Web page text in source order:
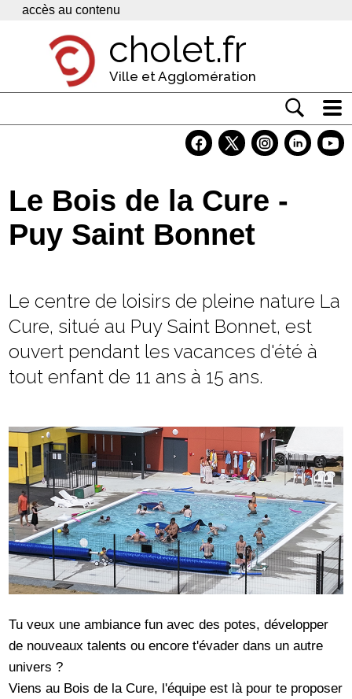
Panneau de gestion des cookies
accès au contenu
cholet.fr
Ville et Agglomération
Economie
Services
Le Bois de la Cure -
Puy Saint Bonnet
Le centre de loisirs de pleine nature La
Cure, situé au Puy Saint Bonnet, est
ouvert pendant les vacances d'été à
tout enfant de 11 ans à 15 ans.
Tu veux une ambiance fun avec des potes, développer
de nouveaux talents ou encore t'évader dans un autre
univers ?
Viens au Bois de la Cure, l'équipe est là pour te proposer